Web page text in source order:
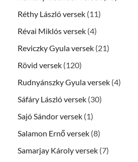
Réthy László versek (11)
Révai Miklós versek (4)
Reviczky Gyula versek (21)
Rövid versek (120)
Rudnyánszky Gyula versek (4)
Sáfáry László versek (30)
Sajó Sándor versek (1)
Salamon Ernő versek (8)
Samarjay Károly versek (7)